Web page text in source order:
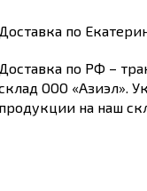
Доставка по
Доставка по РФ –
ООО «Азиэл».
продукции на наш